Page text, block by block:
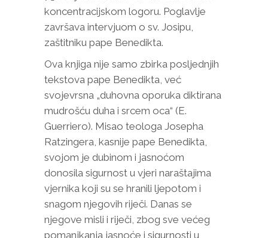
koncentracijskom logoru. Poglavlje
završava intervjuom o sv. Josipu,
zaštitniku pape Benedikta.
Ova knjiga nije samo zbirka posljednjih
tekstova pape Benedikta, već
svojevrsna „duhovna oporuka diktirana
mudrošću duha i srcem oca“ (E.
Guerriero). Misao teologa Josepha
Ratzingera, kasnije pape Benedikta,
svojom je dubinom i jasnoćom
donosila sigurnost u vjeri naraštajima
vjernika koji su se hranili ljepotom i
snagom njegovih riječi. Danas se
njegove misli i riječi, zbog sve većeg
pomanjkanja jasnoće i sigurnosti u